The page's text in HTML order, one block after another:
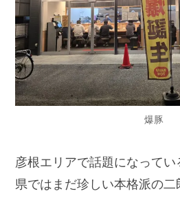
爆豚
彦根エリアで話題になって
県ではまだ珍しい本格派の二